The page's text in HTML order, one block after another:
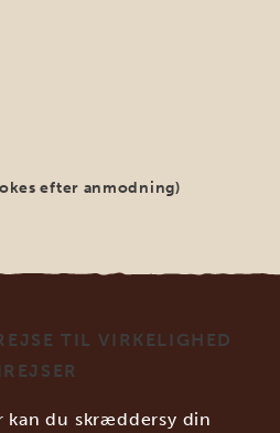
efter anmodning)
TIL VIRKELIGHED
kan du skræddersy din